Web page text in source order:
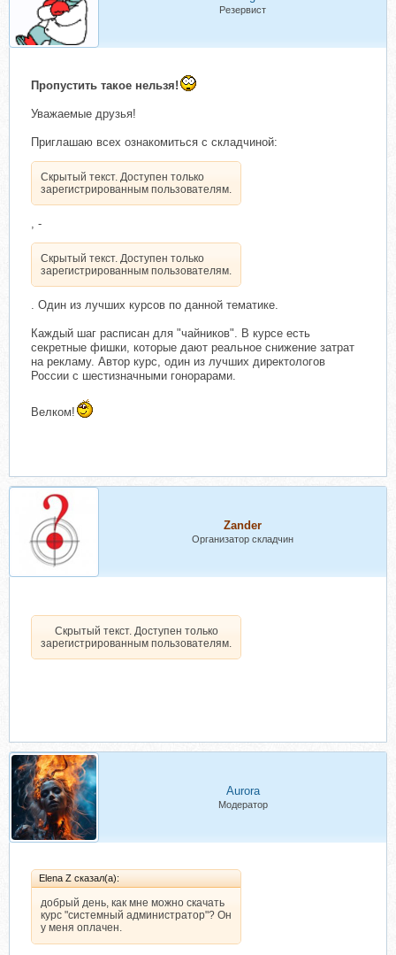
Резервист
Пропустить такое нельзя!
Уважаемые друзья!
Приглашаю всех ознакомиться с складчиной:
Скрытый текст. Доступен только
зарегистрированным пользователям.
, -
Скрытый текст. Доступен только
зарегистрированным пользователям.
. Один из лучших курсов по данной тематике.
Каждый шаг расписан для "чайников". В курсе есть
секретные фишки, которые дают реальное снижение затрат
на рекламу. Автор курс, один из лучших директологов
России с шестизначными гонорарами.
Велком!
Zander
Организатор складчин
Скрытый текст. Доступен только
зарегистрированным пользователям.
Aurorа
Модератор
Elena Z сказал(а):
добрый день, как мне можно скачать
курс "системный администратор"? Он
у меня оплачен.